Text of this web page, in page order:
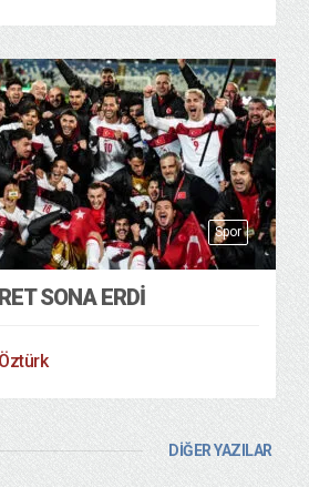
Spor
SONA ERDI
DİĞER YAZILAR